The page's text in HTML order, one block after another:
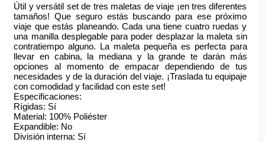
Útil y versátil set de tres maletas de viaje ¡en tres diferentes
tamaños! Que seguro estás buscando para ese próximo
viaje que estás planeando. Cada una tiene cuatro ruedas y
una manilla desplegable para poder desplazar la maleta sin
contratiempo alguno. La maleta pequeña es perfecta para
llevar en cabina, la mediana y la grande te darán más
opciones al momento de empacar dependiendo de tus
necesidades y de la duración del viaje. ¡Traslada tu equipaje
con comodidad y facilidad con este set!
Especificaciones:
Rígidas: Sí
Material: 100% Poliéster
Expandible: No
División interna: Sí